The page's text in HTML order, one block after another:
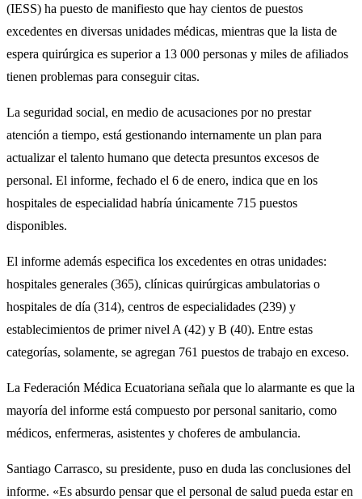
(IESS) ha puesto de manifiesto que hay cientos de puestos
excedentes en diversas unidades médicas, mientras que la lista de
espera quirúrgica es superior a 13 000 personas y miles de afiliados
tienen problemas para conseguir citas.
La seguridad social, en medio de acusaciones por no prestar
atención a tiempo, está gestionando internamente un plan para
actualizar el talento humano que detecta presuntos excesos de
personal. El informe, fechado el 6 de enero, indica que en los
hospitales de especialidad habría únicamente 715 puestos
disponibles.
El informe además especifica los excedentes en otras unidades:
hospitales generales (365), clínicas quirúrgicas ambulatorias o
hospitales de día (314), centros de especialidades (239) y
establecimientos de primer nivel A (42) y B (40). Entre estas
categorías, solamente, se agregan 761 puestos de trabajo en exceso.
La Federación Médica Ecuatoriana señala que lo alarmante es que la
mayoría del informe está compuesto por personal sanitario, como
médicos, enfermeras, asistentes y choferes de ambulancia.
Santiago Carrasco, su presidente, puso en duda las conclusiones del
informe. «Es absurdo pensar que el personal de salud pueda estar en